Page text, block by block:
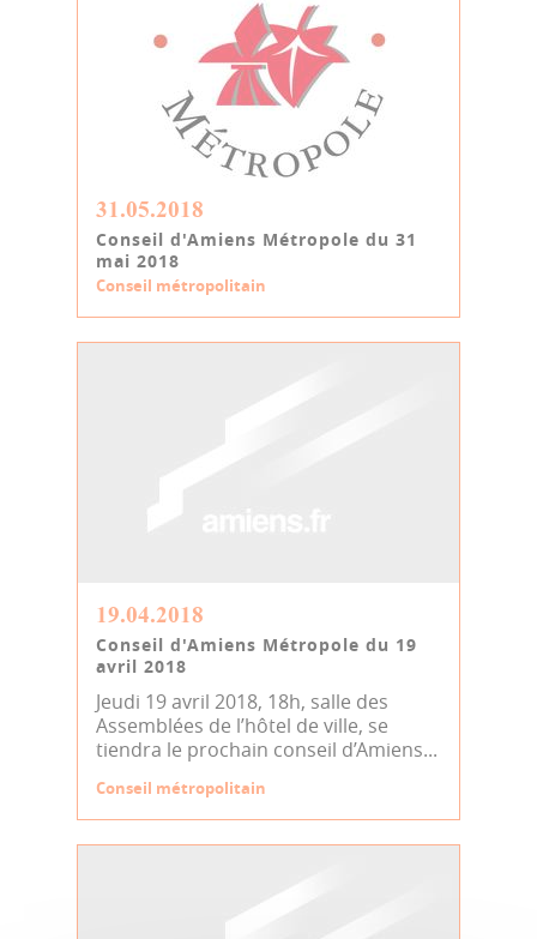
31.05.2018
Conseil d'Amiens Métropole du 31
mai 2018
Conseil métropolitain
19.04.2018
Conseil d'Amiens Métropole du 19
avril 2018
Jeudi 19 avril 2018, 18h, salle des
Assemblées de l’hôtel de ville, se
tiendra le prochain conseil d’Amiens...
Conseil métropolitain